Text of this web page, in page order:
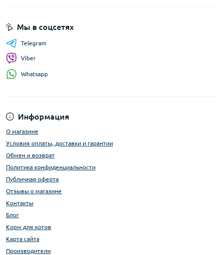
Информация
О магазине
Условия оплаты, доставки и гарантии
Обмен и возврат
Политика конфиденциальности
Публичная оферта
Отзывы о магазине
Контакты
Блог
Корм для котов
Карта сайта
Производители
Мы в соцсетях
Telegram
Viber
Whatsapp